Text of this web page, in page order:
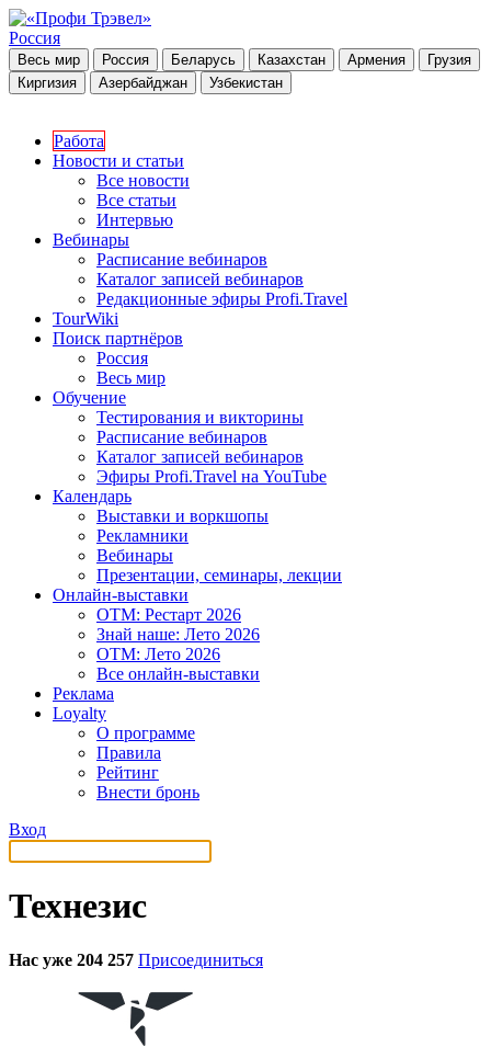
Россия
Весь мир Россия Беларусь Казахстан Армения
Грузия
Киргизия
Азербайджан Узбекистан
Работа
Новости и статьи
Все новости
Все статьи
Интервью
Вебинары
Расписание вебинаров
Каталог записей вебинаров
Редакционные эфиры Profi.Travel
TourWiki
Поиск партнёров
Россия
Весь мир
Обучение
Тестирования и викторины
Расписание вебинаров
Каталог записей вебинаров
Эфиры Profi.Travel на YouTube
Календарь
Выставки и воркшопы
Рекламники
Вебинары
Презентации, семинары, лекции
Онлайн-выставки
OTM: Рестарт 2026
Знай наше: Лето 2026
OTM: Лето 2026
Все онлайн-выставки
Реклама
Loyalty
О программе
Правила
Рейтинг
Внести бронь
Вход
Технезис
Нас уже 204 257 Присоединиться